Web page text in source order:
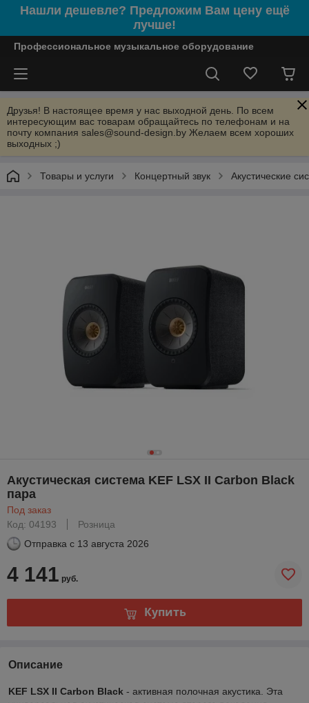
Нашли дешевле? Предложим Вам цену ещё
лучше!
Профессиональное музыкальное оборудование
Друзья! В настоящее время у нас выходной день. По всем
интересующим вас товарам обращайтесь по телефонам и на
почту компания sales@sound-design.by Желаем всем хороших
выходных ;)
Товары и услуги Концертный звук Акустические
Акустическая система KEF LSX II Carbon Black
пара
Под заказ
Код: 04193
Розница
Отправка с 13 августа 2026
4 141 руб.
Купить
Описание
KEF LSX II Carbon Black - активная полочная акустика. Эта